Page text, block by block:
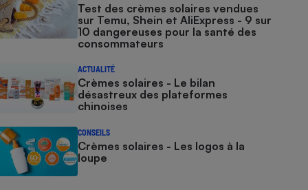
Test des crèmes solaires vendues
sur Temu, Shein et AliExpress - 9 sur
10 dangereuses pour la santé des
consommateurs
ACTUALITÉ
Crèmes solaires - Le bilan
désastreux des plateformes
chinoises
CONSEILS
Crèmes solaires - Les logos à la
loupe